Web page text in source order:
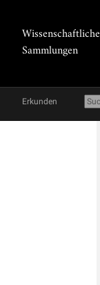
Wissenschaftliche
Sammlungen
Erkunden